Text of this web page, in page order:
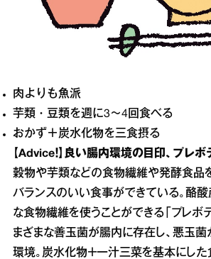
肉よりも魚派
芋類・豆類を週に3～4回食べる
おかず＋炭水化物を三食摂る
【Advice！】良い腸内環境の目印、プレボ
穀物や芋類などの食物繊維や発酵食品
バランスのいい食事ができている。酪酸
な食物繊維を使うことができる「プレボ
まざまな善玉菌が腸内に存在し、悪玉
環境。炭水化物＋一汁三菜を基本にした